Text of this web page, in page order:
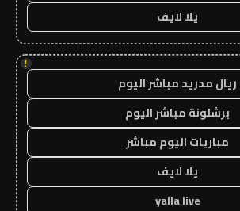
يلا لايف
!
ريال مدريد مباشر اليوم
برشلونة مباشر اليوم
مباريات اليوم مباشر
يلا لايف
yalla live